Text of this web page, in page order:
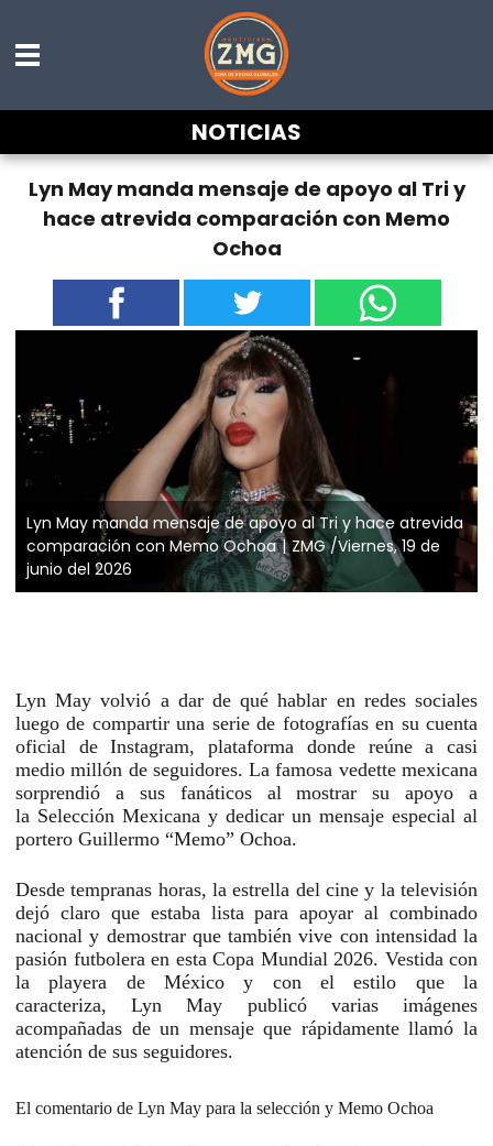
NOTICIAS
Lyn May manda mensaje de apoyo al Tri y
hace atrevida comparación con Memo
Ochoa
Lyn May manda mensaje de apoyo al Tri y hace atrevida
comparación con Memo Ochoa
ZMG /Viernes, 19 de
junio del 2026
Lyn Mayvolvió a dar de qué hablar en redes sociales
luego de compartir una serie de fotografíasen su cuenta
oficial de Instagram, plataforma donde reúne a casi
medio millón de seguidores. La famosa vedette mexicana
sorprendió a sus fanáticos al mostrar su apoyo a
la Selección Mexicana y dedicar un mensaje especial al
portero Guillermo “Memo” Ochoa.
Desde tempranas horas, la estrella del cine y la televisión
dejó claro que estaba lista para apoyar al combinado
nacional y demostrar que también vive con intensidad la
pasión futbolera en esta Copa Mundial 2026. Vestida con
la playera de Méxicoy con el estilo que la
caracteriza, Lyn May publicó varias imágenes
acompañadas de un mensaje que rápidamente llamó la
atención de sus seguidores.
El comentario de Lyn May para la selección y Memo Ochoa